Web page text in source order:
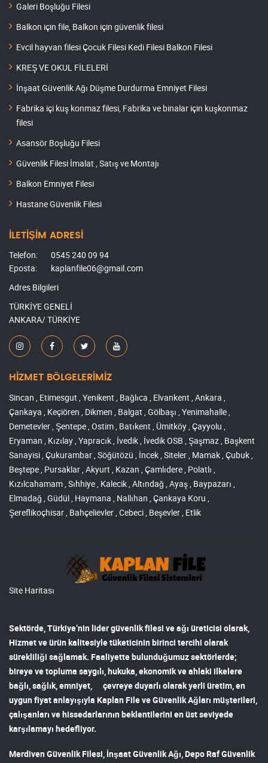
Galeri Boşluğu Filesi
Balkon için file, Balkon için güvenlik filesi
Evcil hayvan filesi Çocuk Filesi Kedi Filesi Balkon Filesi
KREŞ VE OKUL FİLELERİ
İnşaat Güvenlik Ağı Düşme Durdurma Emniyet Filesi
Fabrika içi kuş konmaz filesi, Fabrika ve binalar için kuşkonmaz
filesi
Asansör Boşluğu Filesi
Güvenlik Filesi İmalat , Satış ve Montajı
Balkon Emniyet Filesi
Hastane Güvenlik Filesi
İLETİŞİM ADRESİ
Telefon:
0545 240 09 94
Eposta:
kaplanfile06@gmail.com
Adres Bilgileri
TÜRKİYE GENELİ
ANKARA/ TÜRKİYE
HİZMET BÖLGELERİMİZ
Sincan , Etimesgut , Yenikent , Bağlıca , Elvankent , Ankara ,
Çankaya , Keçiören , Dikmen , Balgat , Gölbaşı , Yenimahalle ,
Demetevler , Şentepe , Ostim , Batıkent , Ümitköy , Çayyolu ,
Eryaman , Kızılay , Yapracık , İvedik , İvedik OSB , Şaşmaz , Başkent
Sanayisi , Çukurambar , Söğütözü , İncek , Siteler , Mamak , Çubuk ,
Beştepe , Pursaklar , Akyurt , Kazan , Çamlıdere , Polatlı ,
Kızılcahamam , Sıhhiye , Kalecik , Altındağ , Ayaş , Baypazarı ,
Elmadağ , Güdül , Haymana , Nallıhan , Çankaya Koru ,
Şereflikoçhisar , Bahçelievler , Cebeci , Beşevler , Etlik
Site Haritası
Sektörde, Türkiye’nin lidergüvenlik filesi ve ağı üreticisi olarak,
Hizmet ve ürün kalitesiyle tüketicinin birinci tercihi olarak
sürekliliği sağlamak. Faaliyette bulunduğumuz sektörlerde;
bireye ve topluma saygılı, hukuka, ekonomik ve ahlaki ilkelere
bağlı, sağlık, emniyet, çevreye duyarlı olarak yerli üretim, en
uygun fiyat anlayışıyla Kaplan File ve Güvenlik Ağları müşterileri,
çalışanları ve hissedarlarının beklentilerini en üst seviyede
karşılamayı hedefliyor.
Merdiven Güvenlik Filesi İnşaat Güvenlik Ağı Depo Raf Güvenlik